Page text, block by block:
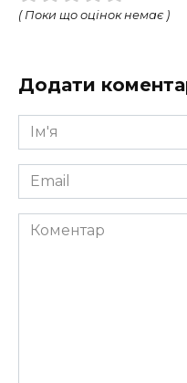
( Поки що оцінок немає )
Додати
Ім'я
*
Email
*
Коментар